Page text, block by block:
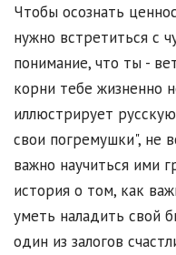
Чтобы осознать
нужно встретиться с
понимание, что ты -
корни тебе жизненно
иллюстрирует
свои погремушки", не
важно научиться ими
история о том, как
уметь наладить свой
один из залогов